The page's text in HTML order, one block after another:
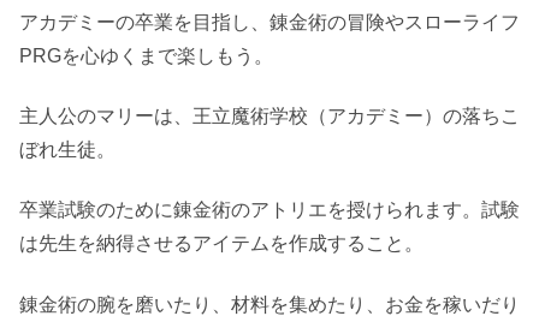
アカデミーの卒業を目指し、錬金術の冒険やスローライフ
PRGを心ゆくまで楽しもう。
主人公のマリーは、王立魔術学校（アカデミー）の落ちこ
ぼれ生徒。
卒業試験のために錬金術のアトリエを授けられます。試験
は先生を納得させるアイテムを作成すること。
錬金術の腕を磨いたり、材料を集めたり、お金を稼いだり